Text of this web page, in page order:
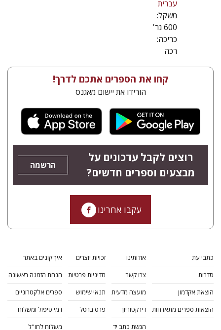
עברית
משקל:
600 גר'
כריכה:
רכה
קחו את הספרים אתכם לדרך!
הורידו את יישום מאגנס
רוצים לקבל עדכונים על
מבצעים וספרים חדשים?
הרשמה
עקבו אחרינו
כתבי עת
סדרות
הוצאת אקדמון
הוצאות ספרים מתארחות
אודותינו
צרו קשר
מועצה מדעית
דירקטוריון
הגשת כתב יד
זכויות יוצרים
מדיניות פרטיות
תנאי שימוש
פרס ברטל
איך קונים באתר
הנחת הזמנה ראשונה
ספרים אלקטרוניים
דמי טיפול ומשלוח
משלוח לחו"ל